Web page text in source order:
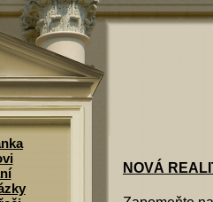
NOVÁ